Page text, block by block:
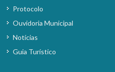
Protocolo
Ouvidoria Municipal
Notícias
Guia Turístico